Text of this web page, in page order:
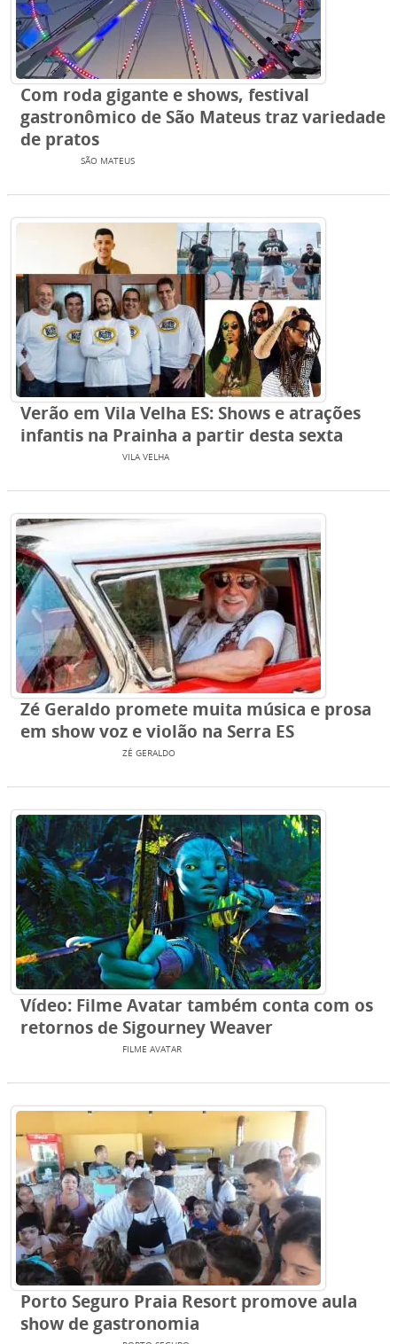
Com roda gigante e shows, festival
gastronômico de São Mateus traz variedade
de pratos
SÃO MATEUS
Verão em Vila Velha ES: Shows e atrações
infantis na Prainha a partir desta sexta
VILA VELHA
Zé Geraldo promete muita música e prosa
em show voz e violão na Serra ES
ZÉ GERALDO
Vídeo: Filme Avatar também conta com os
retornos de Sigourney Weaver
FILME AVATAR
Porto Seguro Praia Resort promove aula
show de gastronomia